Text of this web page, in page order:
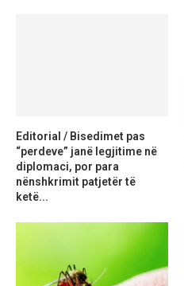
Editorial / Bisedimet pas
“perdeve” janë legjitime në
diplomaci, por para
nënshkrimit patjetër të
ketë...